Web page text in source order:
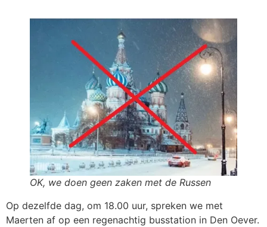
OK, we doen geen zaken met de Russen
Op dezelfde dag, om 18.00 uur, spreken we met
Maerten af op een regenachtig busstation in Den Oever.